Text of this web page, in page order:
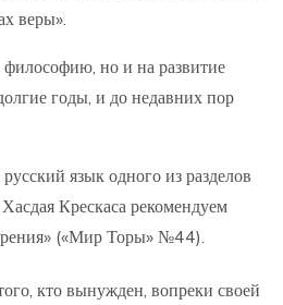
веры».
философию, но и на развитие
годы, и до недавних пор
язык одного из разделов
Крескаса рекомендуем
(«Мир Торы» №44).
кто вынужден, вопреки своей